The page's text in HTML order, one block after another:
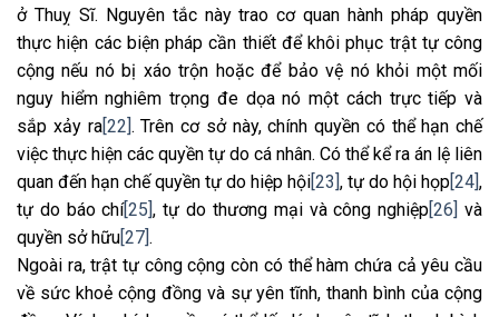
ở Thuỵ Sĩ. Nguyên tắc này trao cơ quan hành pháp quyền
thực hiện các biện pháp cần thiết để khôi phục trật tự công
cộng nếu nó bị xáo trộn hoặc để bảo vệ nó khỏi một mối
nguy hiểm nghiêm trọng đe dọa nó một cách trực tiếp và
sắp xảy ra[22] . Trên cơ sở này, chính quyền có thể hạn chế
việc thực hiện các quyền tự do cá nhân. Có thể kể ra án lệ liên
quan đến hạn chế quyền tự do hiệp hội [23] , tự do hội họp [24] ,
tự do báo chí[25], tự do thương mại và công nghiệp [26] và
quyền sở hữu [27] .
Ngoài ra, trật tự công cộng còn có thể hàm chứa cả yêu cầu
về sức khoẻ cộng đồng và sự yên tĩnh, thanh bình của cộng